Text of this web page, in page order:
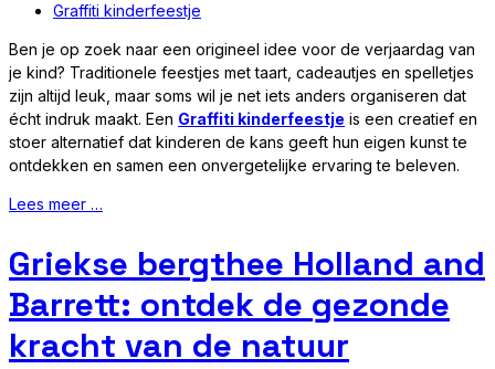
Graffiti kinderfeestje
Ben je op zoek naar een origineel idee voor de verjaardag van
je kind? Traditionele feestjes met taart, cadeautjes en spelletjes
zijn altijd leuk, maar soms wil je net iets anders organiseren dat
écht indruk maakt. Een Graffiti kinderfeestje is een creatief en
stoer alternatief dat kinderen de kans geeft hun eigen kunst te
ontdekken en samen een onvergetelijke ervaring te beleven.
Lees meer …
Griekse bergthee Holland and
Barrett: ontdek de gezonde
kracht van de natuur